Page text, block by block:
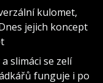
kulomet,
jejich koncept
slimáci se zelí
funguje i po